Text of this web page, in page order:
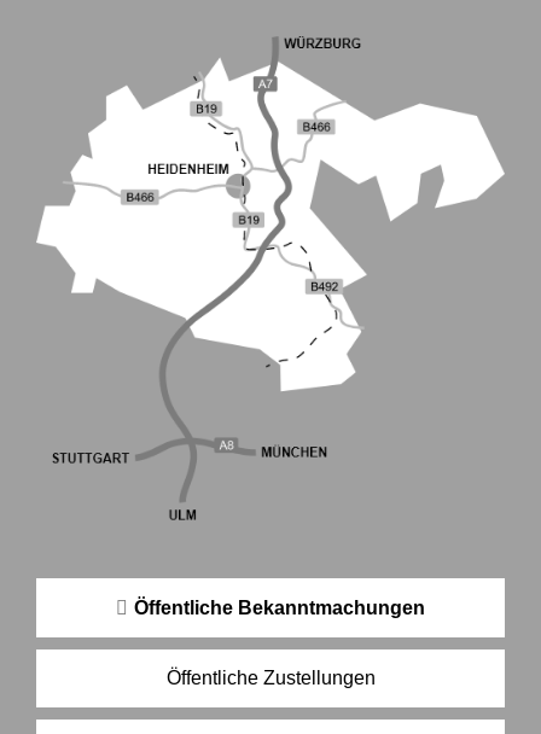
Öffentliche Bekanntmachungen
Öffentliche Zustellungen